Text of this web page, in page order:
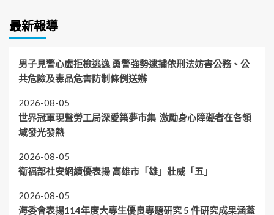
最新報導
男子見警心虛拒檢逃逸 勇警強勢逮捕依刑法妨害公務、公
共危險及毒品危害防制條例送辦
2026-08-05
世界冠軍現聲勞工局深愛築夢市集 激勵身心障礙者在各領
域發光發熱
2026-08-05
衛福部社安網績優表揚 高雄市「雄」壯威「五」
2026-08-05
海委會表揚114年度大專生優良專題研究 5 件研究成果涵蓋